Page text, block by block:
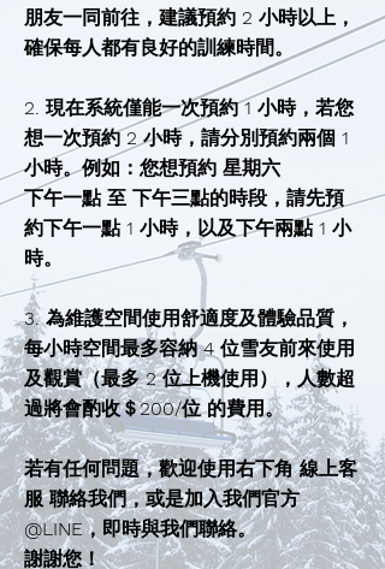
朋友一同前往，建議預約 2 小時以上，
確保每人都有良好的訓練時間。
2. 現在系統僅能一次預約 1 小時，若您
想一次預約 2 小時，請分別預約兩個 1
小時。例如：您想預約 星期六
下午一點 至 下午三點的時段，請先預
約下午一點 1 小時，以及下午兩點 1 小
時。
3.為維護空間使用舒適度及體驗品質，
每小時空間最多容納 4 位雪友前來使用
及觀賞（最多 2 位上機使用），人數超
過將會酌收＄200/位 的費用。
若有任何問題，歡迎使用右下角 線上客
服 聯絡我們，或是加入我們官方
@LINE，即時與我們聯絡。
謝謝您！